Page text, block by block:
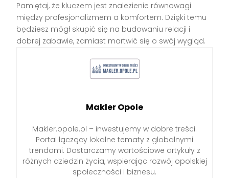
Pamiętaj, że kluczem jest znalezienie równowagi
między profesjonalizmem a komfortem. Dzięki temu
będziesz mógł skupić się na budowaniu relacji i
dobrej zabawie, zamiast martwić się o swój wygląd.
Makler Opole
Makler.opole.pl – inwestujemy w dobre treści.
Portal łączący lokalne tematy z globalnymi
trendami. Dostarczamy wartościowe artykuły z
różnych dziedzin życia, wspierając rozwój opolskiej
społeczności i biznesu.